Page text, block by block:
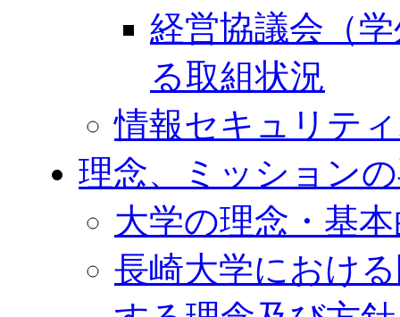
経営協議会（
る取組状況
情報セキュリテ
理念、ミッション
大学の理念・基
長崎大学におけ